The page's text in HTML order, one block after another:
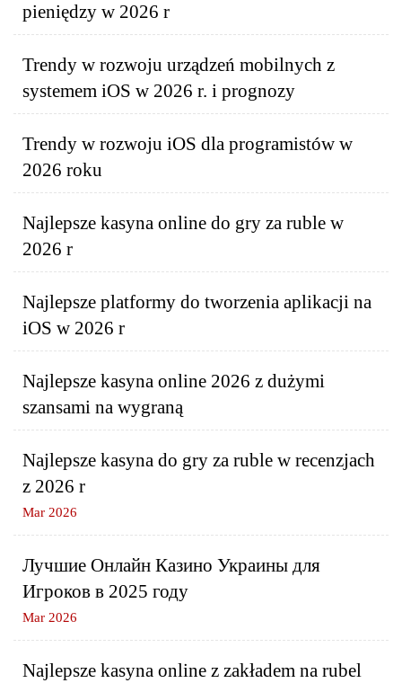
pieniędzy w 2026 r
Trendy w rozwoju urządzeń mobilnych z
systemem iOS w 2026 r. i prognozy
Trendy w rozwoju iOS dla programistów w
2026 roku
Najlepsze kasyna online do gry za ruble w
2026 r
Najlepsze platformy do tworzenia aplikacji na
iOS w 2026 r
Najlepsze kasyna online 2026 z dużymi
szansami na wygraną
Najlepsze kasyna do gry za ruble w recenzjach
z 2026 r
Mar 2026
Лучшие Онлайн Казино Украины для
Игроков в 2025 году
Mar 2026
Najlepsze kasyna online z zakładem na rubel